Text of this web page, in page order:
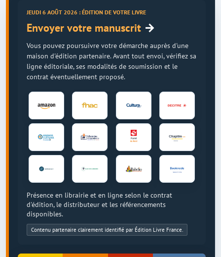
JEUDI 6 AOÛT 2026 : ÉDITION DE VOTRE LIVRE
Envoyer votre manuscrit →
Vous pouvez poursuivre votre démarche auprès d'une
maison d'édition partenaire. Avant tout envoi, vérifiez sa
ligne éditoriale, ses modalités de soumission et le
contrat éventuellement proposé.
Présence en librairie et en ligne selon le contrat
d'édition, le distributeur et les référencements
disponibles.
Contenu partenaire clairement identifié par Édition Livre France.